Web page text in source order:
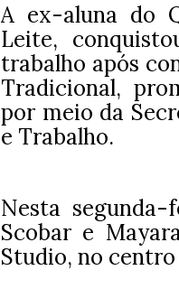
A ex-aluna do
Leite,
trabalho após
Tradicional,
por meio da
e Trabalho.
Nesta segunda-
Scobar e
Studio, no